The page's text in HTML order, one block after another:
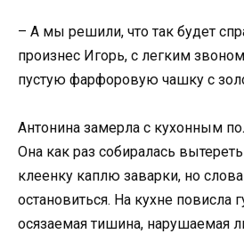
– А мы решили, что так будет
произнес Игорь, с легким
пустую фарфоровую чашку с
Антонина замерла с кухонным
Она как раз собиралась
клеенку каплю заварки, но слова
остановиться. На кухне повисла
осязаемая тишина, нарушаемая